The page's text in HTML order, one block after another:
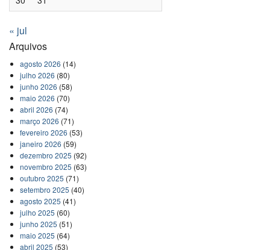
« jul
Arquivos
agosto 2026 (14)
julho 2026 (80)
junho 2026 (58)
maio 2026 (70)
abril 2026 (74)
março 2026 (71)
fevereiro 2026 (53)
janeiro 2026 (59)
dezembro 2025 (92)
novembro 2025 (63)
outubro 2025 (71)
setembro 2025 (40)
agosto 2025 (41)
julho 2025 (60)
junho 2025 (51)
maio 2025 (64)
abril 2025 (53)